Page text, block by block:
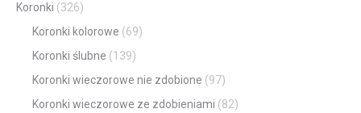
Koronki (326)
Koronki kolorowe (69)
Koronki ślubne (139)
Koronki wieczorowe nie zdobione (97)
Koronki wieczorowe ze zdobieniami (82)